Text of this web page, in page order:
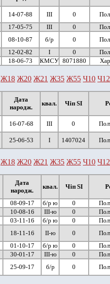
14-07-88 ІІІ 0
17-05-75 ІІІ 0
08-10-87 б/р 0
12-02-82 І 0
18-06-73 КМСУ 8071880
Ж18 Ж20 Ж21 Ж35 Ж55 Ч10 Ч12
Дата
народж.
квал. Чіп SI
16-07-68 ІІІ 0
25-06-53 І 1407024
Ж18 Ж20 Ж21 Ж35 Ж55 Ч10 Ч12
Дата
народж.
квал. Чіп SI
08-09-17 б/р ю 0
10-08-16 ІІІ-ю 0
03-11-16 б/р ю 0
18-11-16 ІІ-ю 0
01-10-17 б/р ю 0
30-01-17 ІІІ-ю 0
25-09-17 б/р 0